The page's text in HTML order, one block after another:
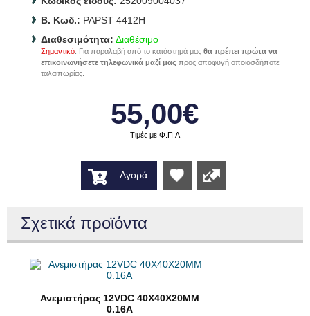
B. Κωδ.: PAPST 4412H
Διαθεσιμότητα: Διαθέσιμο
Σημαντικό: Για παραλαβή από το κατάστημά μας θα πρέπει πρώτα να
επικοινωνήσετε τηλεφωνικά μαζί μας προς αποφυγή οποιασδήποτε
ταλαιπωρίας.
55,00€
Τιμές με Φ.Π.Α
Αγορά Wishlist
Σχετικά προϊόντα
Ανεμιστήρας 12VDC 40X40X20MM
0.16A